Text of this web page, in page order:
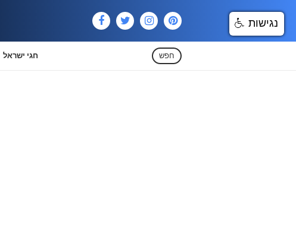
חגי ישראל חפש
נגישות